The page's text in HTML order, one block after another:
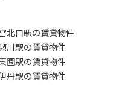
北口駅の賃貸物件
川駅の賃貸物件
園駅の賃貸物件
丹駅の賃貸物件